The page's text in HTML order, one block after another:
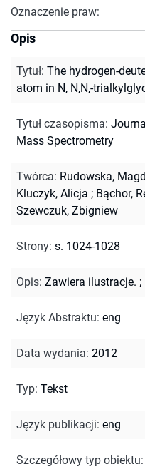
Oznaczenie praw:
Opis
Tytuł: The hydrogen-
atom in N, N,N,-
Tytuł czasopisma:
Mass Spectrometry
Twórca: Rudowska,
Kluczyk, Alicja ; Bąchor,
Szewczuk, Zbigniew
Strony: s. 1024-1028
Opis: Zawiera ilustracje. ;
Język Abstraktu: eng
Data wydania: 2012
Typ: Tekst
Język publikacji: eng
Szczegółowy typ obiektu: